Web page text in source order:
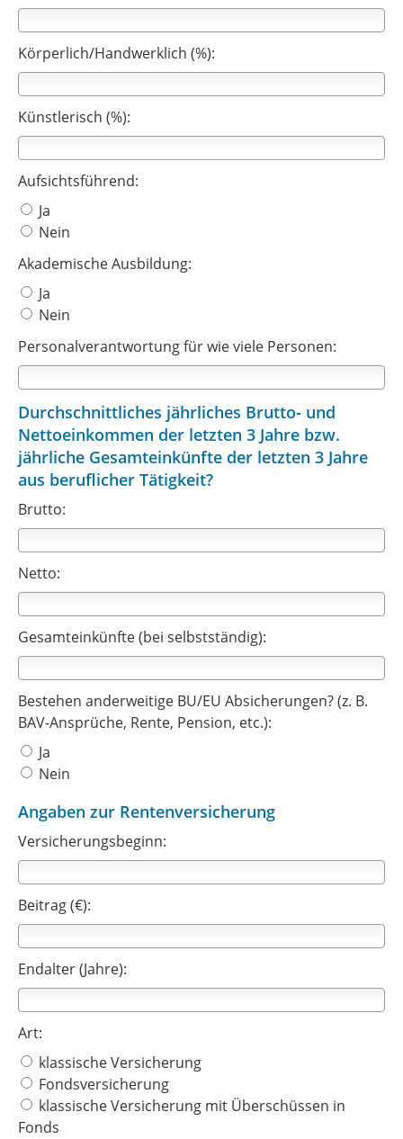
Körperlich/Handwerklich (%):
Künstlerisch (%):
Aufsichtsführend:
Ja
Nein
Akademische Ausbildung:
Ja
Nein
Personalverantwortung für wie viele Personen:
Durchschnittliches jährliches Brutto- und
Nettoeinkommen der letzten 3 Jahre bzw.
jährliche Gesamteinkünfte der letzten 3 Jahre
aus beruflicher Tätigkeit?
Brutto:
Netto:
Gesamteinkünfte (bei selbstständig):
Bestehen anderweitige BU/EU Absicherungen? (z. B.
BAV-Ansprüche, Rente, Pension, etc.):
Ja
Nein
Angaben zur Rentenversicherung
Versicherungsbeginn:
Beitrag (€):
Endalter (Jahre):
Art:
klassische Versicherung
Fondsversicherung
klassische Versicherung mit Überschüssen in
Fonds